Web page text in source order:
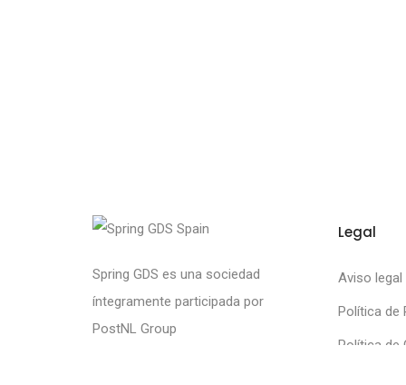
Spring GDS es una sociedad
íntegramente participada por
PostNL Group
Legal
Aviso legal
Política de
Política de